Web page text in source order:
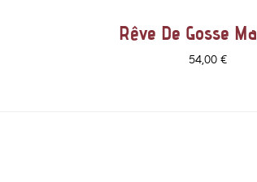
Rêve De Gosse
Prix
54,00 €